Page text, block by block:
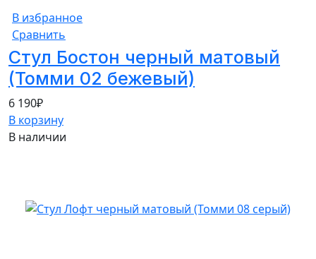
В избранное
Сравнить
Стул Бостон черный матовый
(Томми 02 бежевый)
6 190₽
В корзину
В наличии